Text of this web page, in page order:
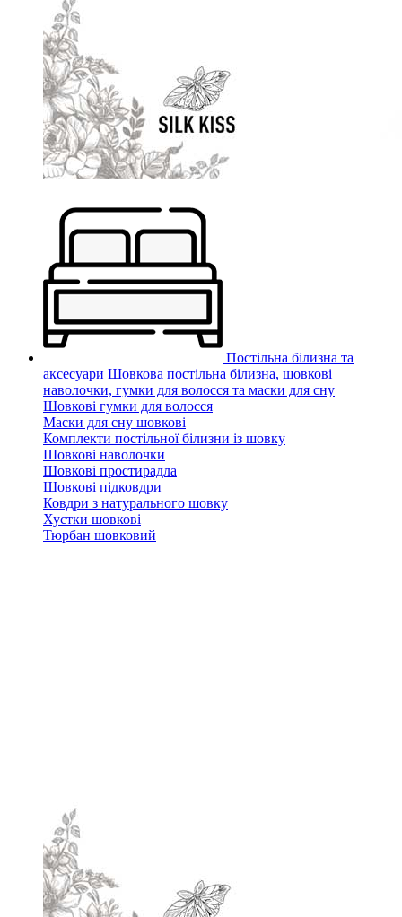
Постільна білизна та
аксесуари Шовкова постільна білизна, шовкові
наволочки, гумки для волосся та маски для сну
Шовкові гумки для волосся
Маски для сну шовкові
Комплекти постільної білизни із шовку
Шовкові наволочки
Шовкові простирадла
Шовкові підковдри
Ковдри з натурального шовку
Хустки шовкові
Тюрбан шовковий